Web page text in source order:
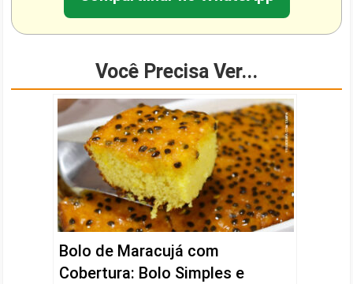
Você Precisa Ver...
Bolo de Maracujá com
Cobertura: Bolo Simples e